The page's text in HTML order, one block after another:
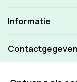
Informatie